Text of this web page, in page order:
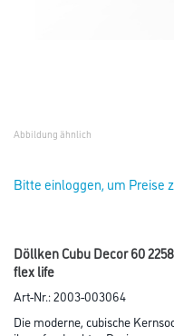
Abbildung ähnlich
Bitte einloggen, um Preise
Döllken Cubu Decor 60
flex life
Art-Nr.:2003-003064
Die moderne, cubische